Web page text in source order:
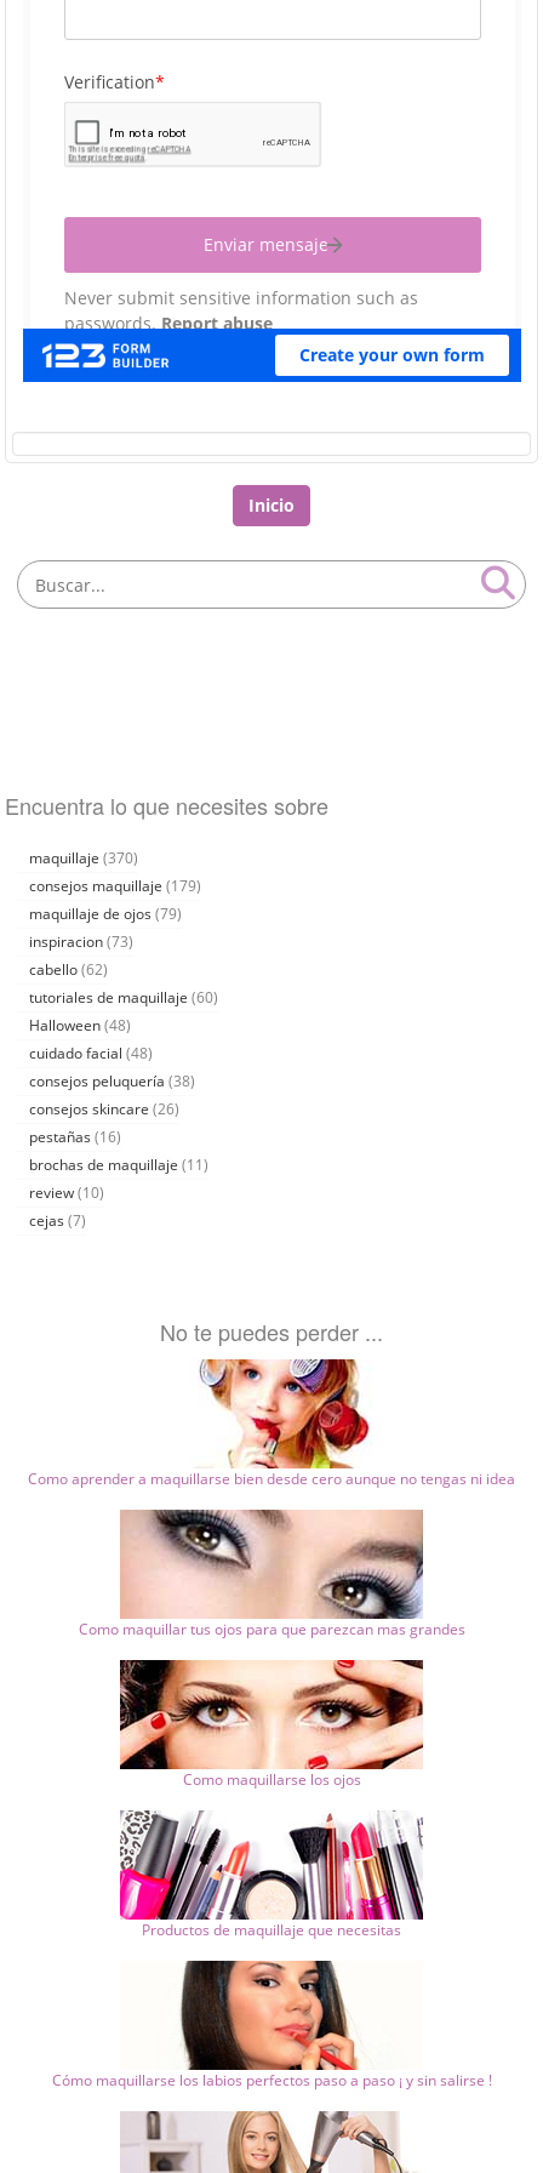
Inicio
Encuentra lo que necesites sobre
maquillaje (370)
consejos maquillaje (179)
maquillaje de ojos (79)
inspiracion (73)
cabello (62)
tutoriales de maquillaje (60)
Halloween (48)
cuidado facial (48)
consejos peluquería (38)
consejos skincare (26)
pestañas (16)
brochas de maquillaje (11)
review (10)
cejas (7)
No te puedes perder ...
Como aprender a maquillarse bien desde cero aunque no tengas ni idea
Como maquillar tus ojos para que parezcan mas grandes
Como maquillarse los ojos
Productos de maquillaje que necesitas
Cómo maquillarse los labios perfectos paso a paso ¡ y sin salirse !